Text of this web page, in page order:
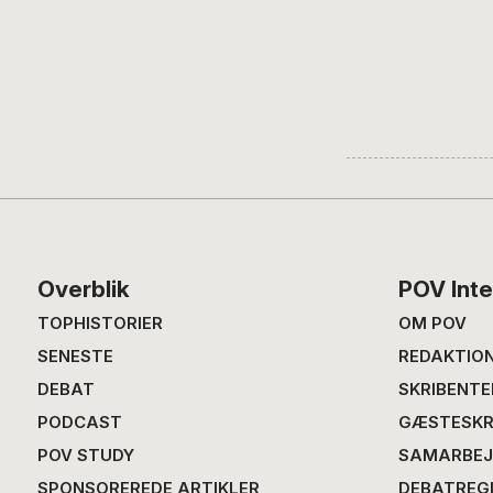
Footer
Overblik
TOPHISTORIER
SENESTE
DEBAT
PODCAST
POV STUDY
SPONSOREREDE ARTIKLER
POV
OM POV